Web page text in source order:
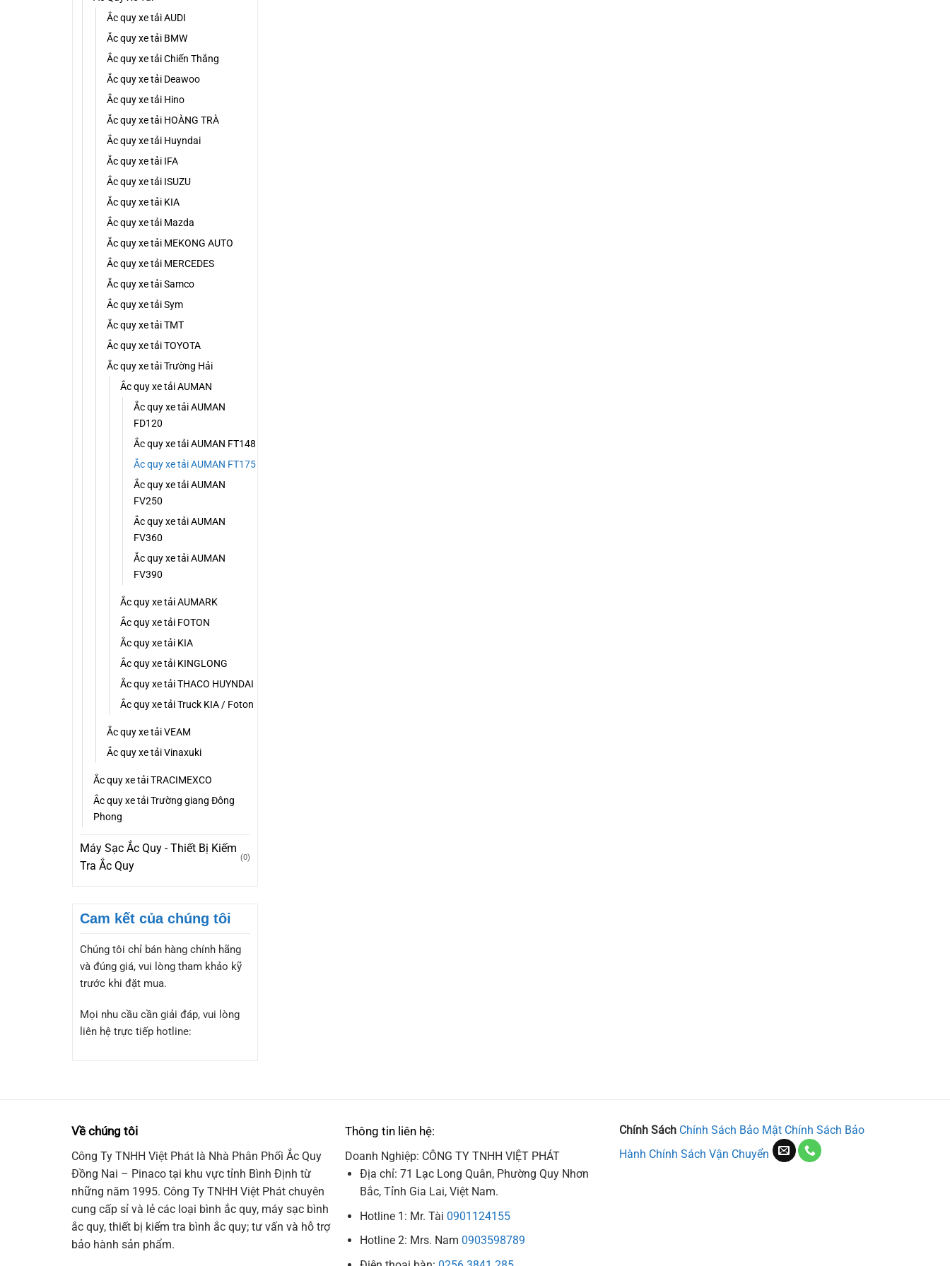
Ắc quy xe tải AUDI
Ắc quy xe tải BMW
Ắc quy xe tải Chiến Thắng
Ắc quy xe tải Deawoo
Ắc quy xe tải Hino
Ắc quy xe tải HOÀNG TRÀ
Ắc quy xe tải Huyndai
Ắc quy xe tải IFA
Ắc quy xe tải ISUZU
Ắc quy xe tải KIA
Ắc quy xe tải Mazda
Ắc quy xe tải MEKONG AUTO
Ắc quy xe tải MERCEDES
Ắc quy xe tải Samco
Ắc quy xe tải Sym
Ắc quy xe tải TMT
Ắc quy xe tải TOYOTA
Ắc quy xe tải Trường Hải
Ắc quy xe tải AUMAN
Ắc quy xe tải AUMAN
FD120
Ắc quy xe tải AUMAN FT148
Ắc quy xe tải AUMAN FT175
Ắc quy xe tải AUMAN
FV250
Ắc quy xe tải AUMAN
FV360
Ắc quy xe tải AUMAN
FV390
Ắc quy xe tải AUMARK
Ắc quy xe tải FOTON
Ắc quy xe tải KIA
Ắc quy xe tải KINGLONG
Ắc quy xe tải THACO HUYNDAI
Ắc quy xe tải Truck KIA / Foton
Ắc quy xe tải VEAM
Ắc quy xe tải Vinaxuki
Ắc quy xe tải TRACIMEXCO
Ắc quy xe tải Trường giang Đông
Phong
Máy Sạc Ắc Quy - Thiết Bị Kiếm
Tra Ắc Quy
(0)
Cam kết của chúng tôi
Chúng tôi chỉ bán hàng chính hãng
và đúng giá, vui lòng tham khảo kỹ
trước khi đặt mua.
Mọi nhu cầu cần giải đáp, vui lòng
liên hệ trực tiếp hotline:
Về chúng tôi
Công Ty TNHH Việt Phát là Nhà Phân Phối Ắc Quy
Đồng Nai – Pinaco tại khu vực tỉnh Bình Định từ
những năm 1995. Công Ty TNHH Việt Phát chuyên
cung cấp sỉ và lẻ các loại bình ắc quy, máy sạc bình
ắc quy, thiết bị kiểm tra bình ắc quy; tư vấn và hỗ trợ
bảo hành sản phẩm.
Thông tin liên hệ:
Doanh Nghiệp: CÔNG TY TNHH VIỆT PHÁT
Địa chỉ: 71 Lạc Long Quân, Phường Quy Nhơn
Bắc, Tỉnh Gia Lai, Việt Nam.
Hotline 1: Mr. Tài 0901124155
Hotline 2: Mrs. Nam 0903598789
Chính Sách Chính Sách Bảo Mật Chính Sách Bảo
Hành Chính Sách Vận Chuyển